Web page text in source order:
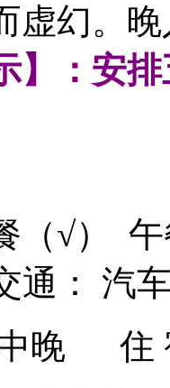
虚幻。
】：安
（√）
通： 汽
晚 住